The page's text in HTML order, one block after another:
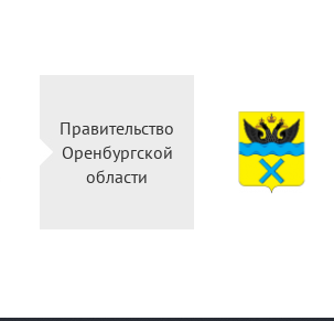
Правительство
Оренбургской
области